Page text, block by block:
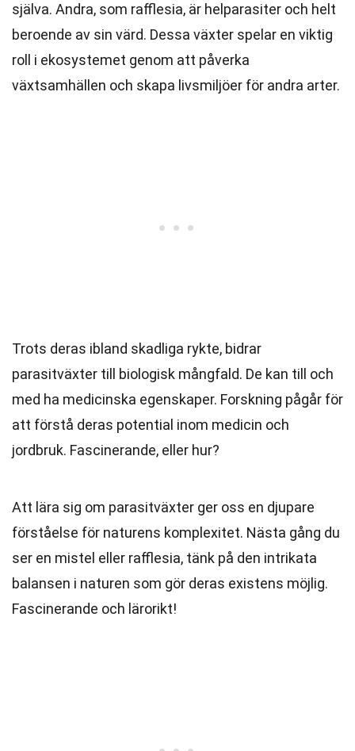
själva. Andra, som rafflesia, är helparasiter och helt
beroende av sin värd. Dessa växter spelar en viktig
roll i ekosystemet genom att påverka
växtsamhällen och skapa livsmiljöer för andra arter.
Trots deras ibland skadliga rykte, bidrar
parasitväxter till biologisk mångfald. De kan till och
med ha medicinska egenskaper. Forskning pågår för
att förstå deras potential inom medicin och
jordbruk. Fascinerande, eller hur?
Att lära sig om parasitväxter ger oss en djupare
förståelse för naturens komplexitet. Nästa gång du
ser en mistel eller rafflesia, tänk på den intrikata
balansen i naturen som gör deras existens möjlig.
Fascinerande och lärorikt!